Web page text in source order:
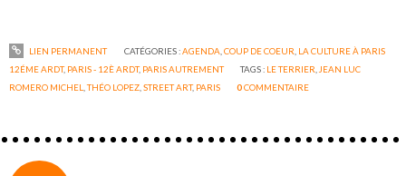
LIEN PERMANENT CATÉGORIES :AGENDA,COUP DE COEUR, LA CULTURE À PARIS
12ÉME ARDT, PARIS - 12È ARDT, PARIS AUTREMENT TAGS : LE TERRIER,JEAN LUC
ROMERO MICHEL,THÉO LOPEZ,STREET ART, PARIS 0COMMENTAIRE